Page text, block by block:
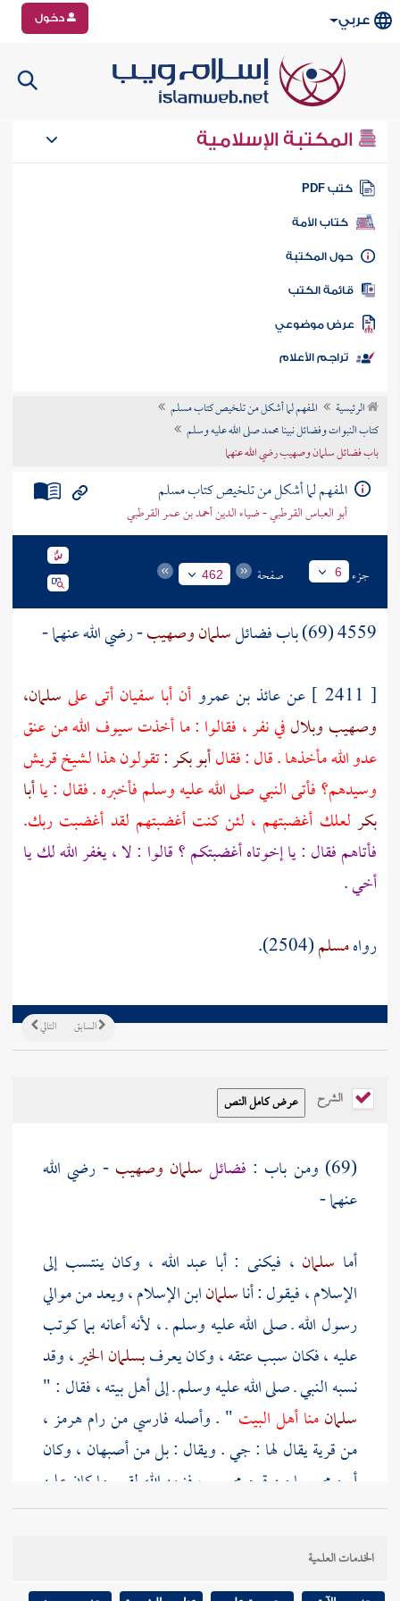
عربي دخول
المكتبة الإسلامية
كتب PDF
كتاب الأمة
المكتبة
الكتب
موضوعي
تراجم الأعلام
الرئيسية
المفهم لما أشكل من تلخيص كتاب مسلم
كتاب النبوات وفضائل نبينا محمد صلى الله عليه وسلم
باب فضائل سلمان وصهيب رضي الله عنهما
المفهم لما أشكل من تلخيص كتاب مسلم
أبو العباس القرطبي - ضياء الدين أحمد بن عمر القرطبي
جزء 6 صفحة 462
4559 (69) باب فضائل سلمانوصهيب- رضي الله عنهما -
[ 2411 ] عن
عائذ بن عمرو أن أبا سفيانأتى على سلمان،
وصهيب وبلالفي نفر ، فقالوا : ما أخذت سيوف الله من عنق
عدو الله مأخذها . قال : فقالأبو بكر :تقولون هذا لشيخقريش
وسيدهم؟ فأتى النبي صلى الله عليه وسلم فأخبره . فقال : ياأبا
بكر لعلك أغضبتهم ، لئن كنت أغضبتهم لقد أغضبت ربك.
فأتاهم فقال : يا إخوتاه أغضبتكم ؟ قالوا : لا ، يغفر الله لك يا
أخي .
رواهمسلم(2504).
التالي السابق
الشرح
(69) ومن باب : فضائل سلمان وصهيب- رضي الله
عنهما -
أما سلمان ، فيكنى :أبا عبد الله ، وكان ينتسب إلى
الإسلام ، فيقول : أناسلمانابن الإسلام ، ويعد من موالي
رسول الله ـ صلى الله عليه وسلم ـ ، لأنه أعانه بما كوتب
عليه ، فكان سبب عتقه ، وكان يعرفبسلمان الخير، وقد
نسبه النبي ـ صلى الله عليه وسلم ـ إلى أهل بيته ، فقال : "
سلمانمنا أهل البيت " . وأصله فارسي منرام هرمز،
من قرية يقال لها :جي. ويقال : بل منأصبهان ، وكان
أبوه مجوسيا من قوم مجوس ، فنبهه الله لقبح ما كان عليه
أبوه وقومه ، وجعل في قلبه التشوف إلى طلب الحق ،
فهرب بنفسه ، وفر من أرضه إلى أن وصل إلى
يزل يجول في البلدان ، ويختبر الأديان ، ويستكشفالخدمات العلمية